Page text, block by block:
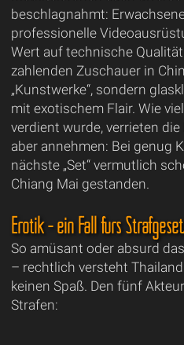
beschlagnahmt:
professionelle
Wert auf technische
zahlenden Zuschauer in
„Kunstwerke“, sondern
mit exotischem Flair. Wie
verdient wurde, verrieten
aber annehmen: Bei genug
nächste „Set“ vermutlich
Chiang Mai gestanden.
Erotik - ein Fall fürs
So amüsant oder absurd
– rechtlich versteht
keinen Spaß. Den fünf
Strafen: